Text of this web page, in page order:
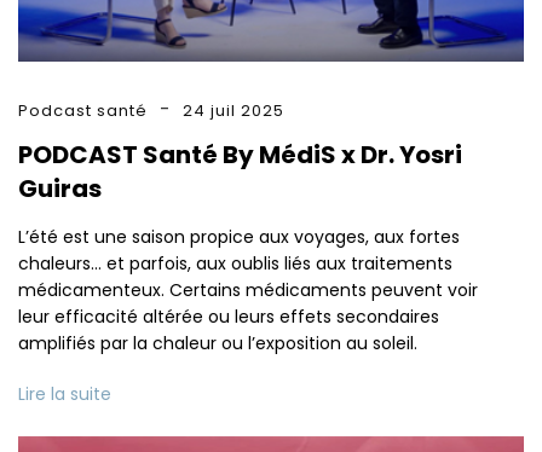
Podcast santé 24 juil 2025
PODCAST Santé By MédiS x Dr. Yosri
Guiras
L’été est une saison propice aux voyages, aux fortes
chaleurs… et parfois, aux oublis liés aux traitements
médicamenteux. Certains médicaments peuvent voir
leur efficacité altérée ou leurs effets secondaires
amplifiés par la chaleur ou l’exposition au soleil.
Lire la suite